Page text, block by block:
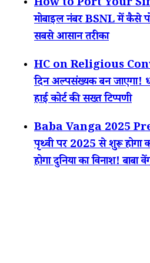
How to Port Your
मोबाइल नंबर BSNL में कैसे
सबसे आसान तरीका
HC on Religious
दिन अल्पसंख्यक बन जाएगा!
हाई कोर्ट की सख्त टिप्पणी
Baba Vanga 2025
पृथ्वी पर 2025 से शुरू होगा
होगा दुनिया का विनाश! बाबा